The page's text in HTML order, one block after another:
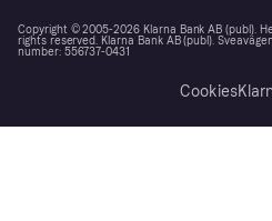
Copyright © 2005-2026 Klarna Bank AB (publ).
rights reserved. Klarna Bank AB (publ).
number: 556737-0431
Cookies